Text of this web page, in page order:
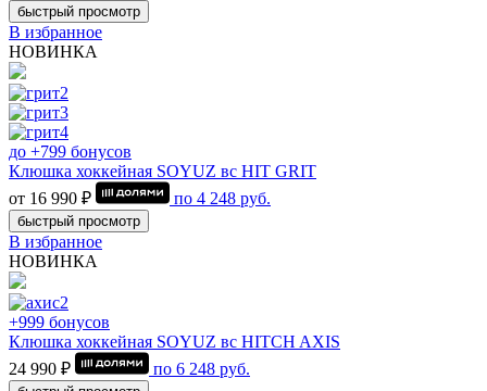
быстрый просмотр
В избранное
НОВИНКА
до +799 бонусов
Клюшка хоккейная SOYUZ вс HIT GRIT
от 16 990 ₽
по 4 248 руб.
быстрый просмотр
В избранное
НОВИНКА
+999 бонусов
Клюшка хоккейная SOYUZ вс HITCH AXIS
24 990 ₽
по 6 248 руб.